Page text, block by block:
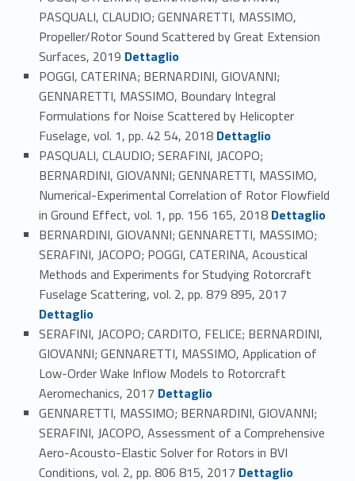
PASQUALI, CLAUDIO; GENNARETTI, MASSIMO,
Propeller/Rotor Sound Scattered by Great Extension
Surfaces, 2019 Link identifier #identifier_person_70765-113
Dettaglio
POGGI, CATERINA; BERNARDINI, GIOVANNI;
GENNARETTI, MASSIMO, Boundary Integral
Formulations for Noise Scattered by Helicopter
Fuselage, vol. 1, pp. 42 54, 2018 Link identifier #identifier_person_100508-114
Dettaglio
PASQUALI, CLAUDIO; SERAFINI, JACOPO;
BERNARDINI, GIOVANNI; GENNARETTI, MASSIMO,
Numerical-Experimental Correlation of Rotor Flowfield
in Ground Effect, vol. 1, pp. 156 165, 2018 Link identifier #identifier_person_113651-115
Dettaglio
BERNARDINI, GIOVANNI; GENNARETTI, MASSIMO;
SERAFINI, JACOPO; POGGI, CATERINA, Acoustical
Methods and Experiments for Studying Rotorcraft
Fuselage Scattering, vol. 2, pp. 879 895, 2017
Dettaglio
SERAFINI, JACOPO; CARDITO, FELICE; BERNARDINI,
GIOVANNI; GENNARETTI, MASSIMO, Application of
Low-Order Wake Inflow Models to Rotorcraft
Aeromechanics, 2017 Link identifier #identifier_person_146674-117
Dettaglio
GENNARETTI, MASSIMO; BERNARDINI, GIOVANNI;
SERAFINI, JACOPO, Assessment of a Comprehensive
Aero-Acousto-Elastic Solver for Rotors in BVI
Conditions, vol. 2, pp. 806 815, 2017 Link identifier #identifier_person_88170-118
Dettaglio